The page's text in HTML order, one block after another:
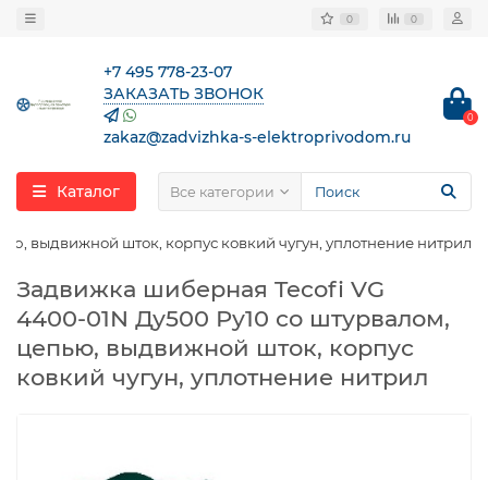
0 0
+7 495 778-23-07
ЗАКАЗАТЬ ЗВОНОК
zakaz@zadvizhka-s-elektroprivodom.ru
0
Каталог Все категории
выдвижной шток, корпус ковкий чугун, уплотнение нитрил
Задвижка шиберная Tecofi VG
4400-01N Ду500 Ру10 со штурвалом,
цепью, выдвижной шток, корпус
ковкий чугун, уплотнение нитрил